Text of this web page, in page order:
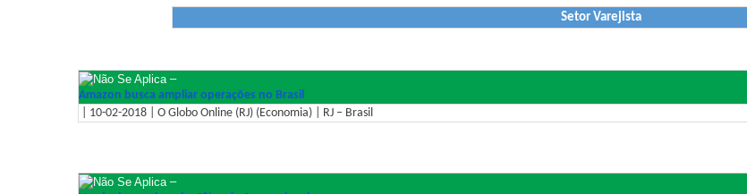
Setor Varejista
–
Amazon busca ampliar operações no Brasil
| 10-02-2018 | O Globo Online (RJ) (Economia) | RJ – Brasil
–